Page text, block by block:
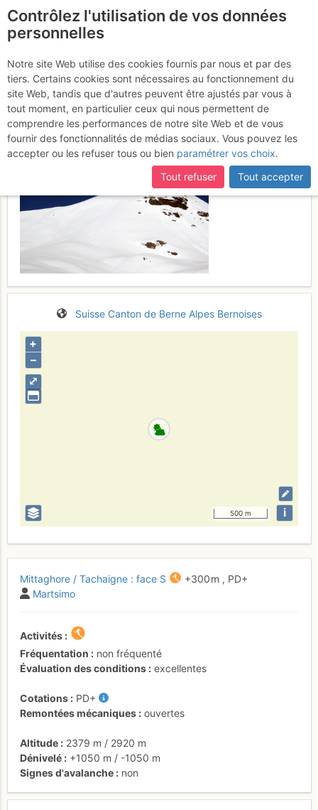
certaines pages ne sont plus accessibles, manquantes ou
incomplètes, déconnectez-vous puis reconnectez-vous à votre
compte sur le site.
Mittaghore / Tachaigne :
face S
Lundi 20 mars 2017
Suisse Canton de Berne Alpes Bernoises
⤢
+
–
500 m i
Mittaghore / Tachaigne : face S +300 m , PD+
Martsimo
Activités
Fréquentation
non fréquenté
Évaluation des conditions
excellentes
Cotations
PD+
Remontées mécaniques
ouvertes
Altitude 2379 m / 2920 m
Dénivelé
+1050 m / -1050 m
Signes d'avalanche
non
Contrôlez l'utilisation de vos données
personnelles
Notre site Web utilise des cookies fournis par nous et par des
tiers. Certains cookies sont nécessaires au fonctionnement du
site Web, tandis que d'autres peuvent être ajustés par vous à
tout moment, en particulier ceux qui nous permettent de
comprendre les performances de notre site Web et de vous
fournir des fonctionnalités de médias sociaux. Vous pouvez les
accepter ou les refuser tous ou bien paramétrer vos choix.
Tout refuser
Tout accepter